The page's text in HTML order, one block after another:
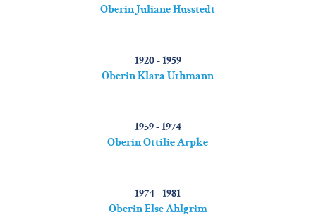
Oberin Juliane Husstedt
1920 - 1959
Oberin Klara Uthmann
1959 - 1974
Oberin Ottilie Arpke
1974 - 1981
Oberin Else Ahlgrim